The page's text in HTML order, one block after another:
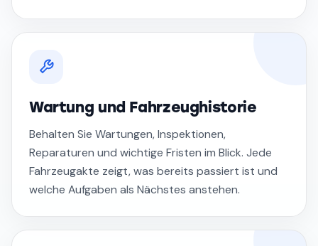
Wartung und Fahrzeughistorie
Behalten Sie Wartungen, Inspektionen,
Reparaturen und wichtige Fristen im Blick. Jede
Fahrzeugakte zeigt, was bereits passiert ist und
welche Aufgaben als Nächstes anstehen.